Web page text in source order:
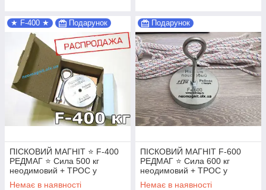
★ F-400 ★ Подарунок
ПІСКОВИЙ МАГНІТ ⭐ F-400
РЕДМАГ ⭐ Сила 500 кг
неодимовий + ТРОС у
ПОДАРУНОК!
Немає в наявності
Подарунок
ПІСКОВИЙ МАГНІТ F-600
РЕДМАГ ⭐ Сила 600 кг
неодимовий + ТРОС у
ПОДАРУНОК!
Немає в наявності